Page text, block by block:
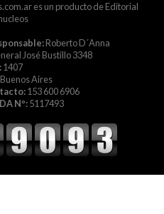
es un producto de Editorial
Roberto D´Anna
José Bustillo 3348
1407
Aires
153 600 6906
Nº:5117493